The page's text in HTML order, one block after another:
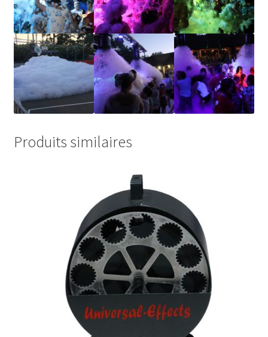
Produits similaires